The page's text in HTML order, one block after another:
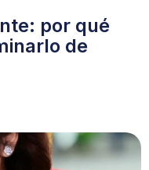
por qué
de